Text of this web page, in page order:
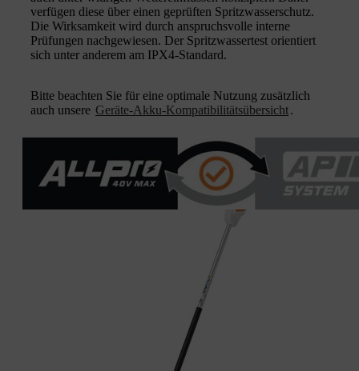
verfügen diese über einen geprüften Spritzwasserschutz.
Die Wirksamkeit wird durch anspruchsvolle interne
Prüfungen nachgewiesen. Der Spritzwassertest orientiert
sich unter anderem am IPX4-Standard.
Bitte beachten Sie für eine optimale Nutzung zusätzlich
auch unsere Geräte-Akku-Kompatibilitätsübersicht.